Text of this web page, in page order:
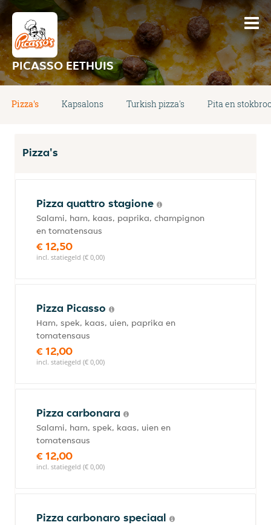
PICASSO EETHUIS
Pizza's Kapsalons Turkish pizza's Pita en
Pizza's
Pizza quattro stagione
Salami, ham, kaas, paprika, champignon
en tomatensaus
€ 12,50
incl. statiegeld (€ 0,00)
Pizza Picasso
Ham, spek, kaas, uien, paprika en
tomatensaus
€ 12,00
incl. statiegeld (€ 0,00)
Pizza carbonara
Salami, ham, spek, kaas, uien en
tomatensaus
€ 12,00
incl. statiegeld (€ 0,00)
Pizza carbonaro speciaal